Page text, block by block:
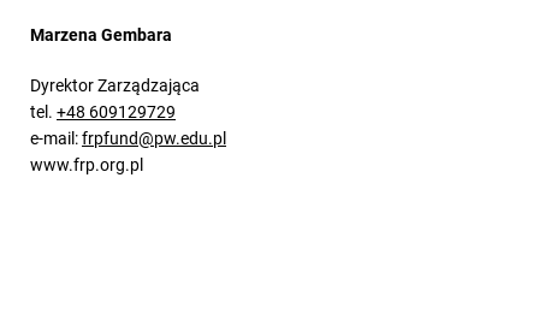
Marzena Gembara
Dyrektor Zarządzająca
tel. +48 609129729
e-mail:frpfund@pw.edu.pl
www.frp.org.pl